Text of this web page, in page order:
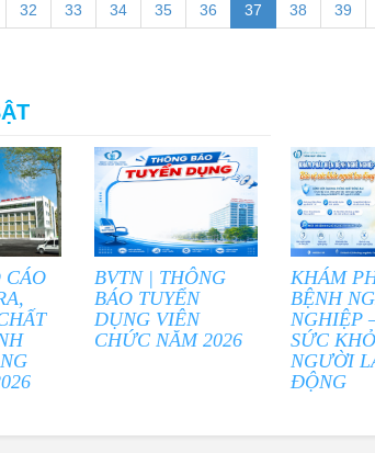
32 33 34 35 36 37 38 39
CÁO
BVTN | THÔNG
BÁO TUYỂN
DỤNG VIÊN
CHỨC NĂM 2026
KHÁM
BỆNH
NGHIỆP
SỨC
NGƯỜI
ĐỘNG